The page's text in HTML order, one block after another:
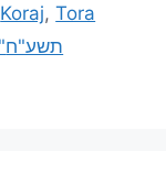
Koraj,Tora
"תשע"ח